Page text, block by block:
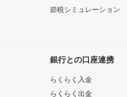
節税シミュレーション
銀行との口座連携
らくらく入金
らくらく出金